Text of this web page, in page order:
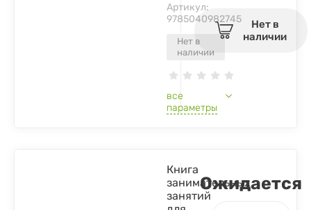
Нет в
наличии
Артикул:
9785040982745
все
параметры
Нет в
наличии
Книга
занимательных
занятий
Ожидается